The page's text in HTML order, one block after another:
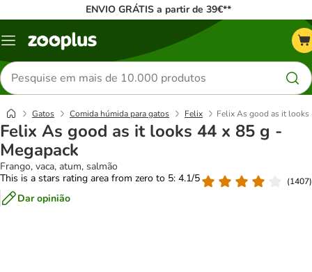
ENVIO GRÁTIS a partir de 39€**
Menu
Pesquisar
produtos
Gatos Comida húmida para gatos Felix Felix As good as it looks
Felix As good as it looks 44 x 85 g -
Megapack
Frango, vaca, atum, salmão
This is a stars rating area from zero to 5: 4.1/5
(1407)
Dar opinião